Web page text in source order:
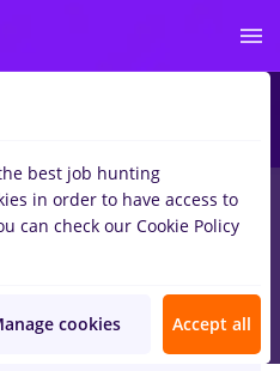
MAKLER SRL
best job hunting
in order to have access to
can check our Cookie Policy
cookies Accept all